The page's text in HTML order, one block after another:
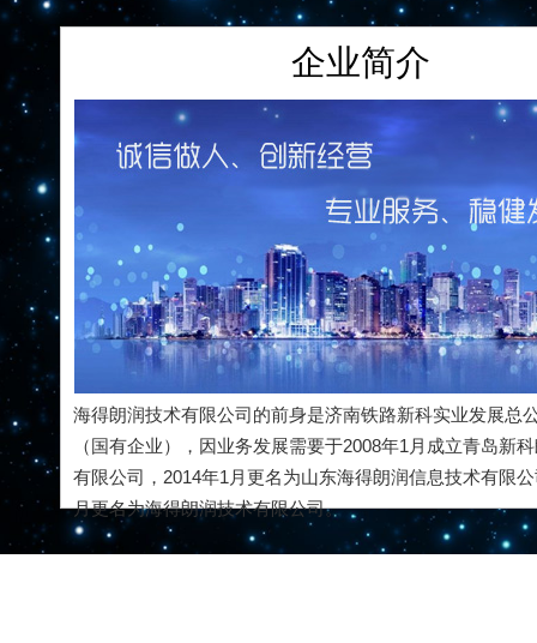
企业简介
海得朗润技术有限公司的前身是济南铁路新科实业发展总
（国有企业），因业务发展需要于2008年1月成立青岛新
有限公司，2014年1月更名为山东海得朗润信息技术有限
月更名为海得朗润技术有限公司。